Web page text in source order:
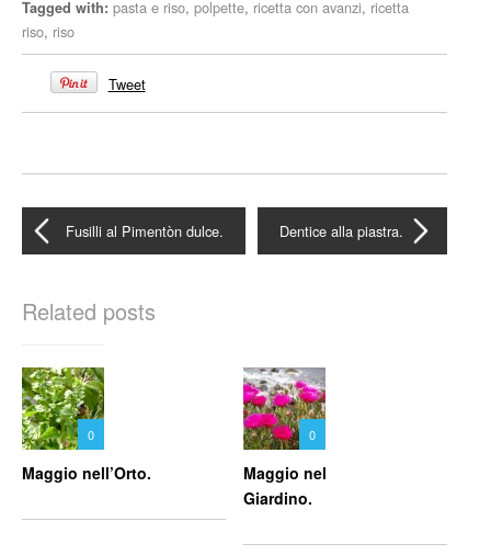
Tagged with: pasta e riso, polpette, ricetta con avanzi, ricetta
riso, riso
Tweet
Dentice alla piastra.
Fusilli al Pimentòn dulce.
Related posts
0
Maggio nell’Orto.
0
Maggio nel
Giardino.